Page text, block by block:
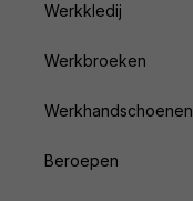
Werkkledij
Werkbroeken
Werkhandschoenen
Beroepen